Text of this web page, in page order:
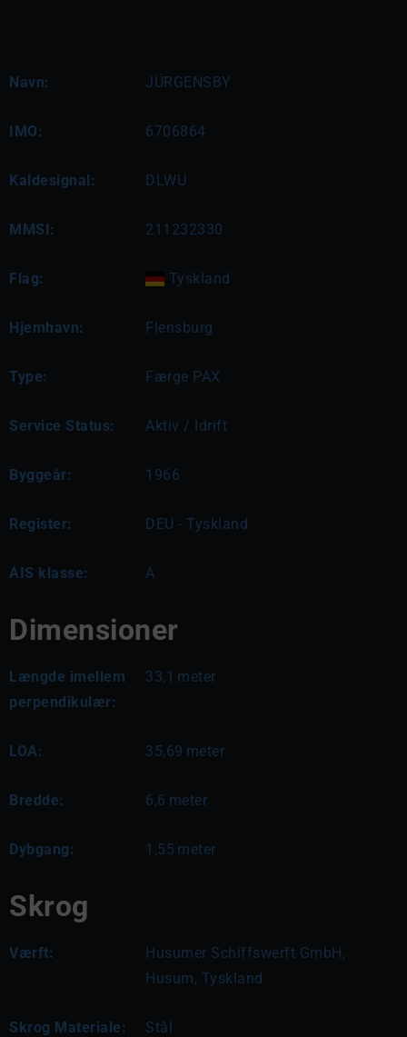
Navn: JÜRGENSBY
IMO: 6706864
Kaldesignal: DLWU
MMSI: 211232330
Flag: Tyskland
Hjemhavn: Flensburg
Type: Færge PAX
Service Status: Aktiv / Idrift
Byggeår: 1966
Register: DEU - Tyskland
AIS klasse: A
Dimensioner
Længde imellem
perpendikulær:
33,1 meter
LOA: 35,69 meter
Bredde: 6,6 meter
Dybgang: 1,55 meter
Skrog
Værft:
Husumer Schiffswerft GmbH,
Husum, Tyskland
Skrog Materiale: Stål